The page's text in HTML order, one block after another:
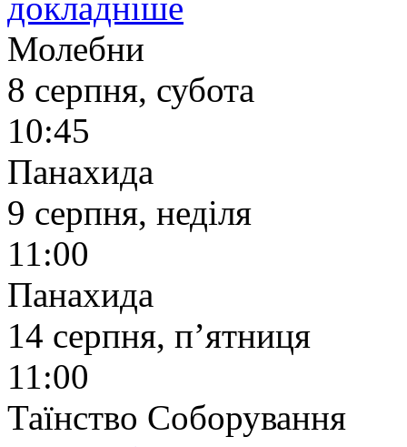
Молебни
8 серпня, субота
10:45
Панахида
9 серпня, неділя
11:00
Панахида
14 серпня, п’ятниця
11:00
Таїнство Соборування